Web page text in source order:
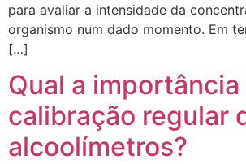
para avaliar a intensidade da
organismo num dado momento. Em
[…]
Qual a importância
calibração regular
alcoolímetros?